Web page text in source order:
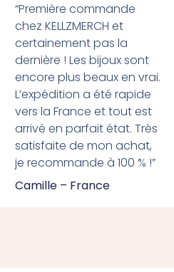
“Première commande
chez KELLZMERCH et
certainement pas la
dernière ! Les bijoux sont
encore plus beaux en vrai.
L’expédition a été rapide
vers la France et tout est
arrivé en parfait état. Très
satisfaite de mon achat,
je recommande à 100 % !”
Camille – France